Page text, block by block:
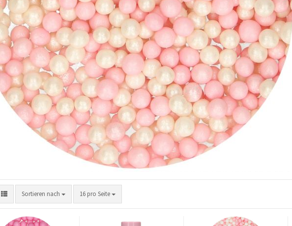
Sortieren nach
Sortieren nach 16 pro Seite
pro Seite